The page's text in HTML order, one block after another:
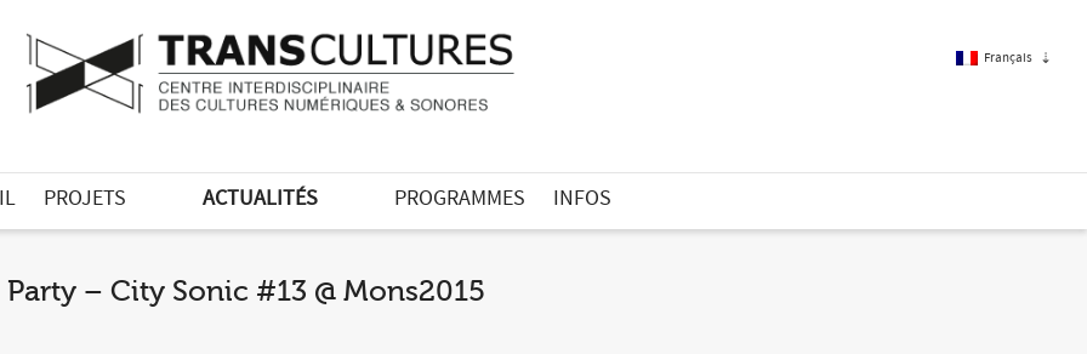
Français
PROJETS ACTUALITÉS PROGRAMMES INFOS
– City Sonic #13 @ Mons2015